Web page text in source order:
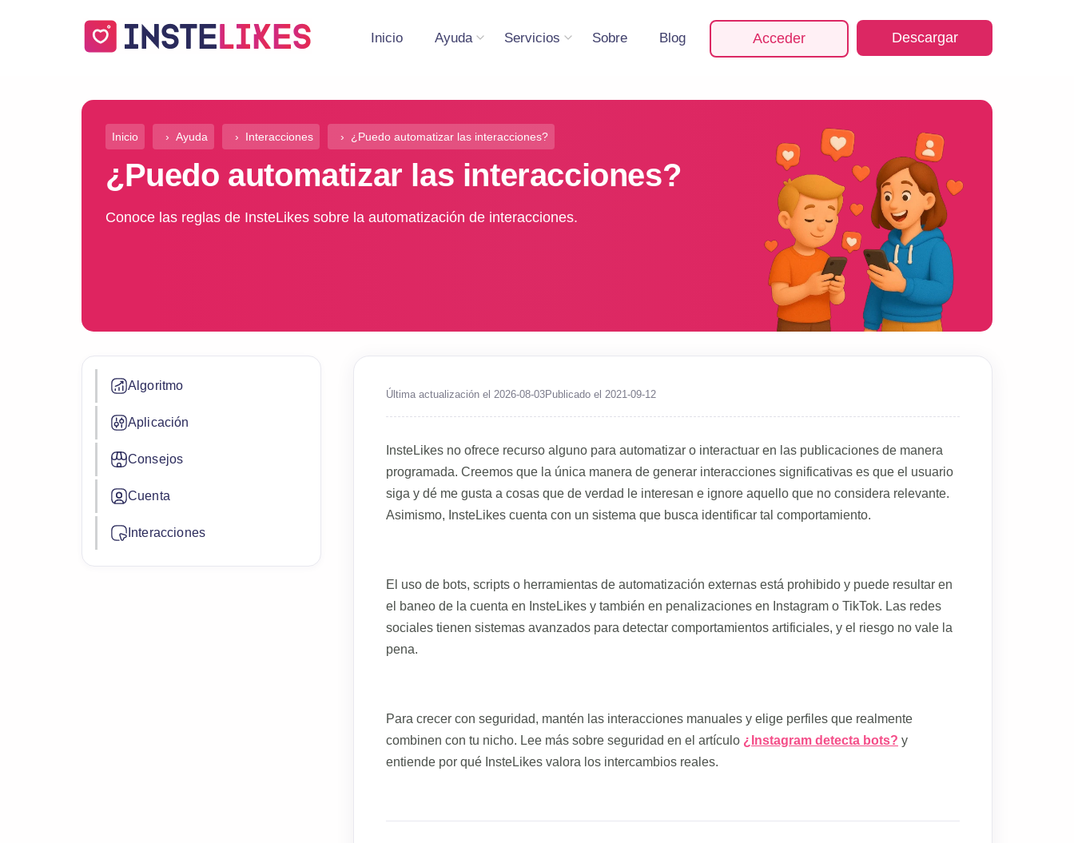
Inicio Ayuda Servicios Sobre Blog Acceder Descargar
Inicio Ayuda Interacciones ¿Puedo automatizar las interacciones?
¿Puedo automatizar las interacciones?
Conoce las reglas de InsteLikes sobre la automatización de interacciones.
Algoritmo
Aplicación
Consejos
Cuenta
Interacciones
Última actualización el 2026-08-03Publicado el 2021-09-12
InsteLikes no ofrece recurso alguno para automatizar o interactuar en las publicaciones de manera
programada. Creemos que la única manera de generar interacciones significativas es que el usuario
siga y dé me gusta a cosas que de verdad le interesan e ignore aquello que no considera relevante.
Asimismo, InsteLikes cuenta con un sistema que busca identificar tal comportamiento.
El uso de bots, scripts o herramientas de automatización externas está prohibido y puede resultar en
el baneo de la cuenta en InsteLikes y también en penalizaciones en Instagram o TikTok. Las redes
sociales tienen sistemas avanzados para detectar comportamientos artificiales, y el riesgo no vale la
pena.
Para crecer con seguridad, mantén las interacciones manuales y elige perfiles que realmente
combinen con tu nicho. Lee más sobre seguridad en el artículo ¿Instagram detecta bots? y
entiende por qué InsteLikes valora los intercambios reales.